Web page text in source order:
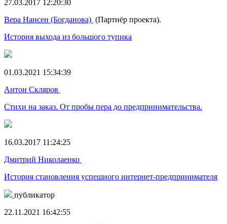
27.03.2017 12:20:30
Вера Нансен (Богданова) (Партнёр проекта).
История выхода из большого тупика
01.03.2021 15:34:39
Антон Скляров
Стихи на заказ. От пробы пера до предпринимательства.
16.03.2017 11:24:25
Дмитрий Николаенко
История становления успешного интернет-предпринимателя
публикатор
22.11.2021 16:42:55